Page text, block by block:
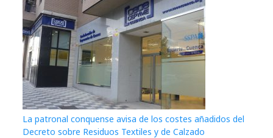
La patronal conquense avisa de los costes añadidos del
Decreto sobre Residuos Textiles y de Calzado